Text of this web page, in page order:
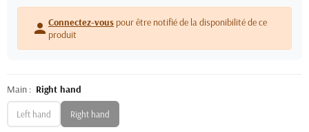
person Connectez-vous pour être notifié de la disponibilité de ce
produit
Main : Right hand
Left hand Right hand